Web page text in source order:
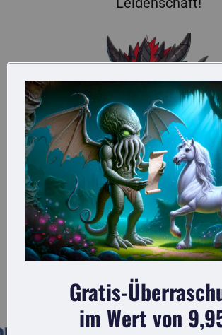
Hier findest du wirklich
für Nerds.
Bekannt aus
Gratis-
im Wert von